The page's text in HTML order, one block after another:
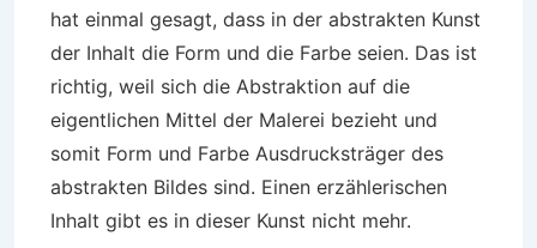
hat einmal gesagt, dass in der abstrakten Kunst
der Inhalt die Form und die Farbe seien. Das ist
richtig, weil sich die Abstraktion auf die
eigentlichen Mittel der Malerei bezieht und
somit Form und Farbe Ausdrucksträger des
abstrakten Bildes sind. Einen erzählerischen
Inhalt gibt es in dieser Kunst nicht mehr.